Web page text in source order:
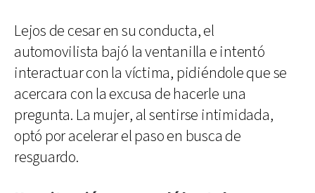
Lejos de cesar en su conducta, el
automovilista bajó la ventanilla e intentó
interactuar con la víctima, pidiéndole que se
acercara con la excusa de hacerle una
pregunta. La mujer, al sentirse intimidada,
optó por acelerar el paso en busca de
resguardo.